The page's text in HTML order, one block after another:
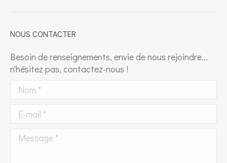
NOUS CONTACTER
Besoin de renseignements, envie de nous rejoindre...
n'hésitez pas, contactez-nous !
Nom *
E-mail *
Message *